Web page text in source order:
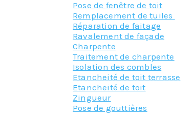
Pose de fenêtre de toit
Remplacement de tuiles
Réparation de faitage
Ravalement de façade
Charpente
Traitement de charpente
Isolation des combles
Etancheité de toit terrasse
Etancheité de toit
Zingueur
Pose de gouttières